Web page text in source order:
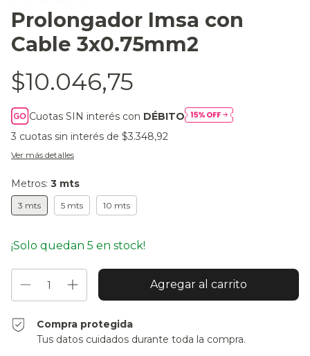
Prolongador Imsa con
Cable 3x0.75mm2
$10.046,75
Cuotas SIN interés con DÉBITO
3 cuotas sin interés de $3.348,92
Ver más detalles
Metros: 3 mts
3 mts 5 mts 10 mts
¡Solo quedan 5 en stock!
Compra protegida
Tus datos cuidados durante toda la compra.